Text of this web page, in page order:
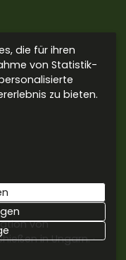
von
in Ungarn.
die für ihren
von Statistik-
zu bieten.